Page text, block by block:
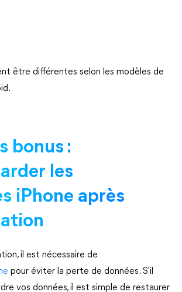
être différentes selon les modèles de
bonus :
les
iPhone après
il est nécessaire de
pour éviter la perte de données. S'il
vos données, il est simple de restaurer